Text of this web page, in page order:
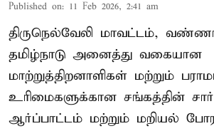
Published on: 11 Feb 2026, 2:41 am
திருநெல்வேலி மாவட்டம்,
தமிழ்நாடு அனைத்து வகையான
மாற்றுத்திறனாளிகள் மற்றும்
உரிமைகளுக்கான சங்கத்தின்
ஆர்ப்பாட்டம் மற்றும் மறியல்